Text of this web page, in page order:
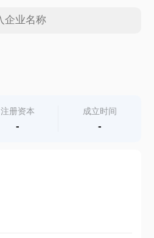
注册资本
-
成立时间
-